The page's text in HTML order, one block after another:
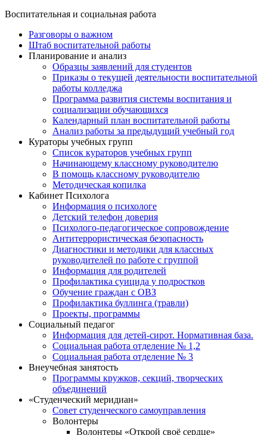
Воспитательная и социальная работа
Разговоры о важном
Штаб воспитательной работы
Планирование и анализ
Образцы заявлений для студентов
Приказы о текущей деятельности воспитательной
работы колледжа
Программа развития системы воспитания и
социализации обучающихся
Календарный план воспитательной работы
Анализ работы за предыдущий учебный год
Кураторы учебных групп
Список кураторов учебных групп
Начинающему классному руководителю
В помощь классному руководителю
Методическая копилка
Кабинет Психолога
Информация о психологе
Детский телефон доверия
Психолого-педагогическое сопровождение
Антитеррористическая безопасность
Диагностики и методики для классных
руководителей по работе с группой
Информация для родителей
Профилактика суицида у подростков
Обучение граждан с ОВЗ
Профилактика буллинга (травли)
Проекты, программы
Социальный педагог
Информация для детей-сирот. Нормативная база.
Социальная работа отделение № 1,2
Социальная работа отделение № 3
Внеучебная занятость
Программы кружков, секций, творческих
объединений
«Студенческий меридиан»
Совет студенческого самоуправления
Волонтеры
Волонтеры «Открой своё сердце»